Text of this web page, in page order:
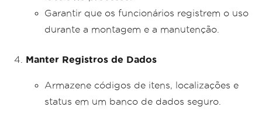
Garantir que os funcionários registrem o uso
durante a montagem e a manutenção.
Manter Registros de Dados
Armazene códigos de itens, localizações e
status em um banco de dados seguro.